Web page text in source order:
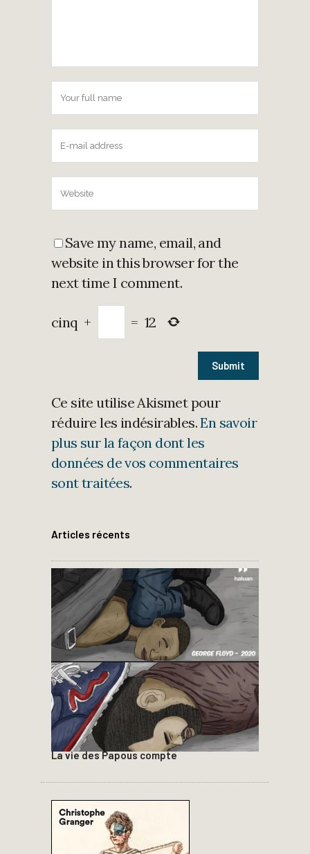
Save my name, email, and
website in this browser for the
next time I comment.
cinq + = 12
Ce site utilise Akismet pour
réduire les indésirables.En savoir
plus sur la façon dont les
données de vos commentaires
sont traitées.
Articles récents
La vie des Papous compte